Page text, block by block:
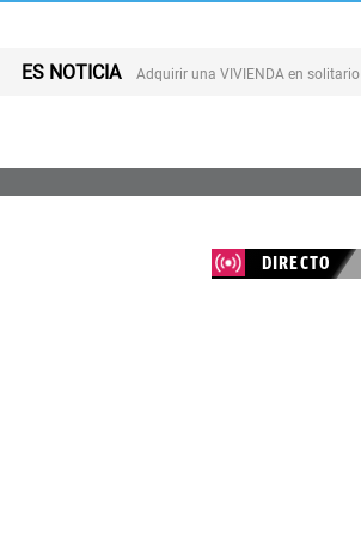
ES NOTICIA Adquirir una VIVIENDA en solitario
DIRECTO